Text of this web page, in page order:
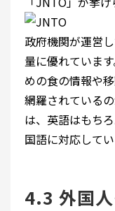
政府機関が運営
量に優れていま
めの食の情報や
網羅されている
は、英語はもち
国語に対応してい
4.3 外国